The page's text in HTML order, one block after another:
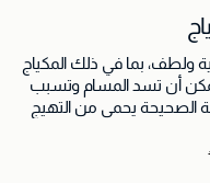
ولطف، بما في ذلك المكياج
يمكن أن تسد المسام وتسبب
الصحيحة يحمي من التهيج